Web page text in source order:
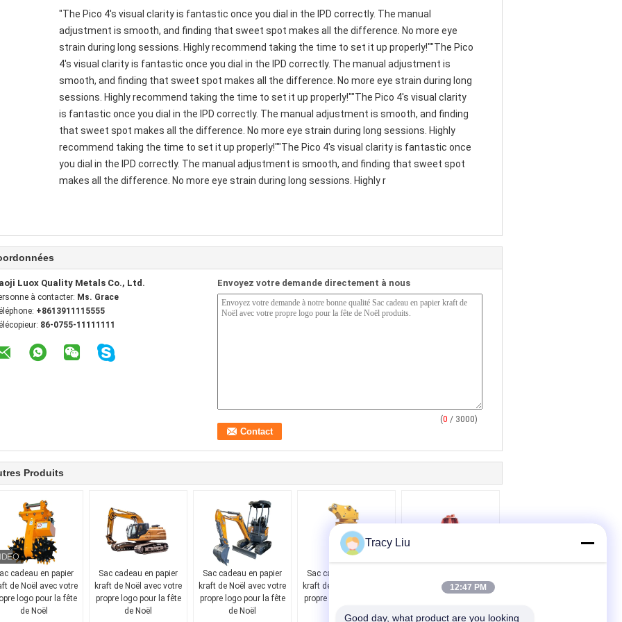
"The Pico 4's visual clarity is fantastic once you dial in the IPD correctly. The manual
adjustment is smooth, and finding that sweet spot makes all the difference. No more eye
strain during long sessions. Highly recommend taking the time to set it up properly!""The Pico
4's visual clarity is fantastic once you dial in the IPD correctly. The manual adjustment is
smooth, and finding that sweet spot makes all the difference. No more eye strain during long
sessions. Highly recommend taking the time to set it up properly!""The Pico 4's visual clarity
is fantastic once you dial in the IPD correctly. The manual adjustment is smooth, and finding
that sweet spot makes all the difference. No more eye strain during long sessions. Highly
recommend taking the time to set it up properly!""The Pico 4's visual clarity is fantastic once
you dial in the IPD correctly. The manual adjustment is smooth, and finding that sweet spot
makes all the difference. No more eye strain during long sessions. Highly r
Luox Quality Metals Co., Ltd.
à contacter: Ms. Grace
+8613911115555
86-0755-11111111
Envoyez votre demande directement à nous
(0 / 3000)
Produits
cadeau en papier
de Noël avec votre
logo pour la fête
de Noël
Sac cadeau en papier
kraft de Noël avec votre
propre logo pour la fête
de Noël
Sac cadeau en papier
kraft de Noël avec votre
propre logo pour la fête
de Noël
Sac cadeau en papier
kraft de Noël avec votre
propre logo pour la fête
kraft de Noël avec votre
Tracy Liu
12:47 PM
Good day, what product are you looking